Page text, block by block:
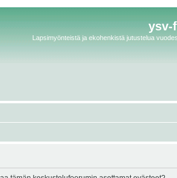
ysv-
Lapsimyönteistä ja ekohenkistä jutustelua